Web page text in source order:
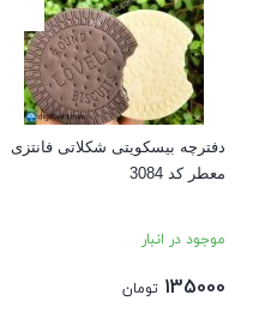
دفتر 100 برگ فانتزی رنگ قرمز
کد 102
موجود در انبار
95000 تومان